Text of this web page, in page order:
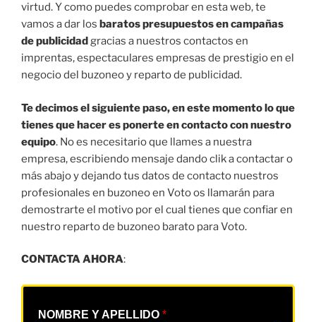
virtud. Y como puedes comprobar en esta web, te
vamos a dar los baratos presupuestos en campañas
de publicidadgracias a nuestros contactos en
imprentas, espectaculares empresas de prestigio en el
negocio del buzoneo y reparto de publicidad.
Te decimos el siguiente paso, en este momento lo que
tienes que hacer es ponerte en contacto con nuestro
equipo. No es necesitario que llames a nuestra
empresa, escribiendo mensaje dando clik a contactar o
más abajo y dejando tus datos de contacto nuestros
profesionales en buzoneo en Voto os llamarán para
demostrarte el motivo por el cual tienes que confiar en
nuestro reparto de buzoneo barato para Voto.
CONTACTA AHORA:
NOMBRE Y APELLIDO *